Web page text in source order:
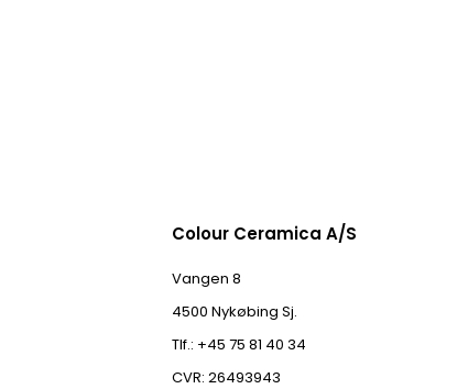
Colour Ceramica A/S
Vangen 8
4500 Nykøbing Sj.
Tlf.: +45 75 81 40 34
CVR: 26493943